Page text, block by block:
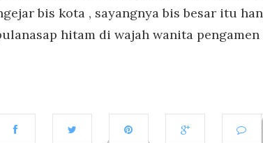
bis kota , sayangnya bis besar itu
hitam di wajah wanita